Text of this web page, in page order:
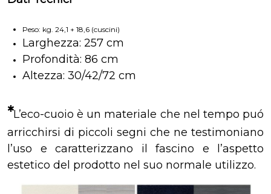
Peso: kg. 24,1 + 18,6 (cuscini)
Larghezza: 257 cm
Profondità: 86 cm
Altezza: 30/42/72 cm
*L’eco-cuoio è un materiale che nel tempo puó
arricchirsi di piccoli segni che ne testimoniano
l’uso e caratterizzano il fascino e l’aspetto
estetico del prodotto nel suo normale utilizzo.